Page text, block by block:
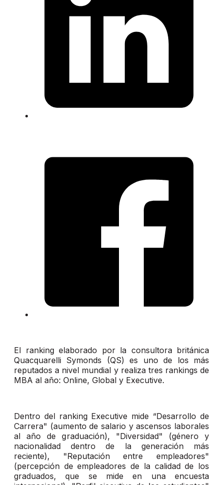
El ranking elaborado por la consultora británica
Quacquarelli Symonds (QS) es uno de los más
reputados a nivel mundial y realiza tres rankings de
MBA al año: Online, Global y Executive.
Dentro del ranking Executive mide “Desarrollo de
Carrera" (aumento de salario y ascensos laborales
al año de graduación), "Diversidad" (género y
nacionalidad dentro de la generación más
reciente), "Reputación entre empleadores"
(percepción de empleadores de la calidad de los
graduados, que se mide en una encuesta